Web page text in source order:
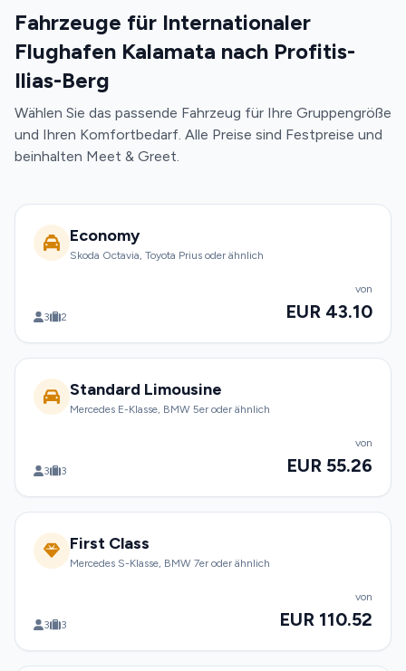
Fahrzeuge für Internationaler
Flughafen Kalamata nach Profitis-
Ilias-Berg
Wählen Sie das passende Fahrzeug für Ihre Gruppengröße
und Ihren Komfortbedarf. Alle Preise sind Festpreise und
beinhalten Meet & Greet.
Economy
Skoda Octavia, Toyota Prius oder ähnlich
3 2
von
EUR 43.10
Standard Limousine
Mercedes E-Klasse, BMW 5er oder ähnlich
3 3
von
EUR 55.26
First Class
Mercedes S-Klasse, BMW 7er oder ähnlich
3 3
von
EUR 110.52